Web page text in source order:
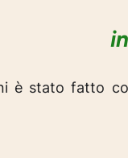
è stato fatto